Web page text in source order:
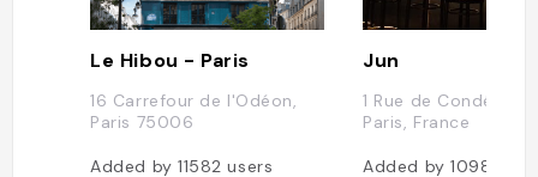
Le Hibou - Paris
16 Carrefour de l'Odéon,
Paris 75006
Added by11582users
Jun
1 Rue de Condé,
Paris, France
Added by10983